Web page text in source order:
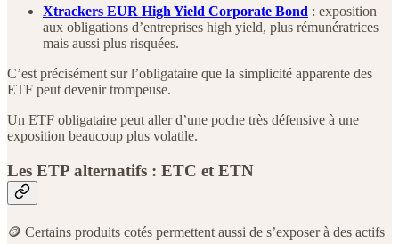
Xtrackers EUR High Yield Corporate Bond : exposition
aux obligations d’entreprises high yield, plus rémunératrices
mais aussi plus risquées.
C’est précisément sur l’obligataire que la simplicité apparente des
ETF peut devenir trompeuse.
Un ETF obligataire peut aller d’une poche très défensive à une
exposition beaucoup plus volatile.
Les ETP alternatifs : ETC et ETN
🪙 Certains produits cotés permettent aussi de s’exposer à des actifs